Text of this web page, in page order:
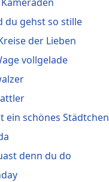
du gehst so stille
der Lieben
vollgelade
ein schönes Städtchen
denn du do